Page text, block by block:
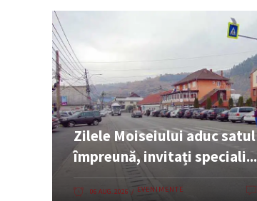
Zilele Moiseiului aduc satul
împreună, invitați speciali...
06 AUG. 2026 EVENIMENTE